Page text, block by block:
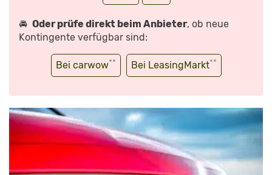
🚘 Oder prüfe direkt beim Anbieter, ob neue
Kontingente verfügbar sind:
Bei carwow** Bei LeasingMarkt**